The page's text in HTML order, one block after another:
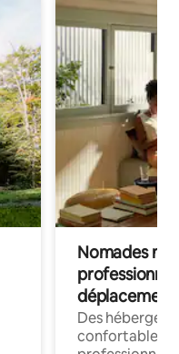
Nomades
déplacement
Des
confortables